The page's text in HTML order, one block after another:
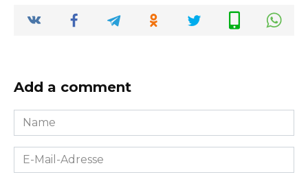
Add a comment
Name
*
E-
Mail-